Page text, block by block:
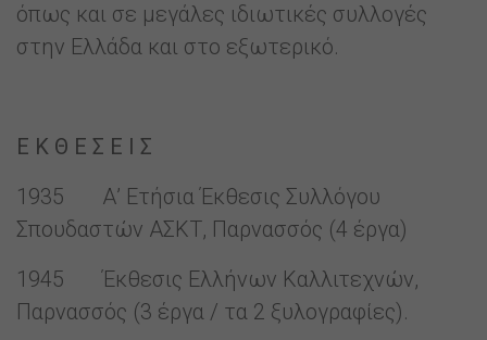
όπως και σε μεγάλες ιδιωτικές συλλογές
στην Ελλάδα και στο εξωτερικό.
Ε Κ Θ Ε Σ Ε Ι Σ
1935 Α’ Ετήσια Έκθεσις Συλλόγου
Σπουδαστών ΑΣΚΤ, Παρνασσός (4 έργα)
1945 Έκθεσις Ελλήνων Καλλιτεχνών,
Παρνασσός (3 έργα / τα 2 ξυλογραφίες).